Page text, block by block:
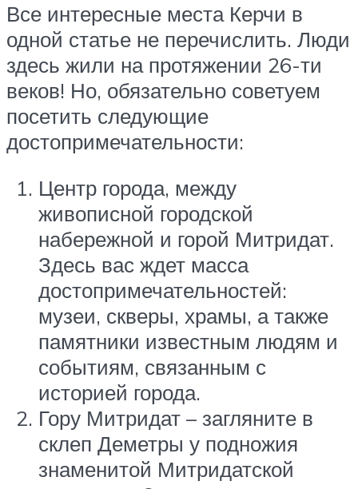
Все интересные места Керчи в
одной статье не перечислить. Люди
здесь жили на протяжении 26-ти
веков! Но, обязательно советуем
посетить следующие
достопримечательности:
Центр города, между
живописной городской
набережной и горой Митридат.
Здесь вас ждет масса
достопримечательностей:
музеи, скверы, храмы, а также
памятники известным людям и
событиям, связанным с
историей города.
Гору Митридат – загляните в
склеп Деметры у подножия
знаменитой Митридатской